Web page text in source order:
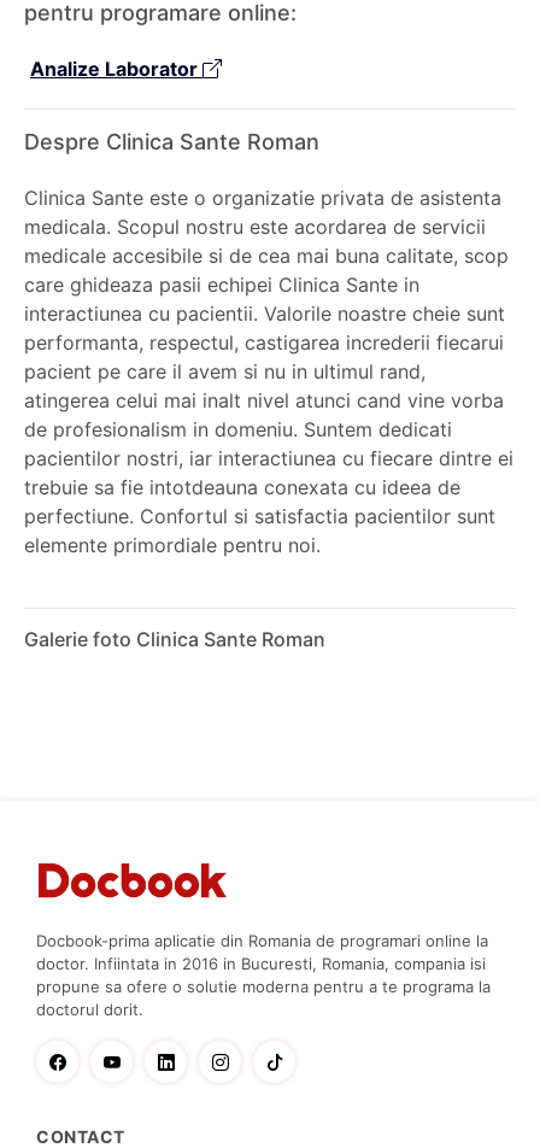
pentru programare online:
Analize Laborator
Despre Clinica Sante Roman
Clinica Sante este o organizatie privata de asistenta
medicala. Scopul nostru este acordarea de servicii
medicale accesibile si de cea mai buna calitate, scop
care ghideaza pasii echipei Clinica Sante in
interactiunea cu pacientii. Valorile noastre cheie sunt
performanta, respectul, castigarea increderii fiecarui
pacient pe care il avem si nu in ultimul rand,
atingerea celui mai inalt nivel atunci cand vine vorba
de profesionalism in domeniu. Suntem dedicati
pacientilor nostri, iar interactiunea cu fiecare dintre ei
trebuie sa fie intotdeauna conexata cu ideea de
perfectiune. Confortul si satisfactia pacientilor sunt
elemente primordiale pentru noi.
Galerie foto Clinica Sante Roman
Docbook-prima aplicatie din Romania de programari online la
doctor. Infiintata in 2016 in Bucuresti, Romania, compania isi
propune sa ofere o solutie moderna pentru a te programa la
doctorul dorit.
CONTACT